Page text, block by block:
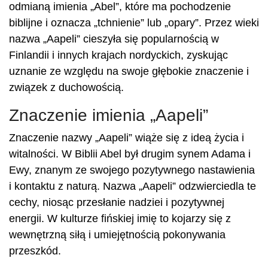
odmianą imienia „Abel”, które ma pochodzenie
biblijne i oznacza „tchnienie” lub „opary”. Przez wieki
nazwa „Aapeli” cieszyła się popularnością w
Finlandii i innych krajach nordyckich, zyskując
uznanie ze względu na swoje głębokie znaczenie i
związek z duchowością.
Znaczenie imienia „Aapeli”
Znaczenie nazwy „Aapeli” wiąże się z ideą życia i
witalności. W Biblii Abel był drugim synem Adama i
Ewy, znanym ze swojego pozytywnego nastawienia
i kontaktu z naturą. Nazwa „Aapeli” odzwierciedla te
cechy, niosąc przesłanie nadziei i pozytywnej
energii. W kulturze fińskiej imię to kojarzy się z
wewnętrzną siłą i umiejętnością pokonywania
przeszkód.